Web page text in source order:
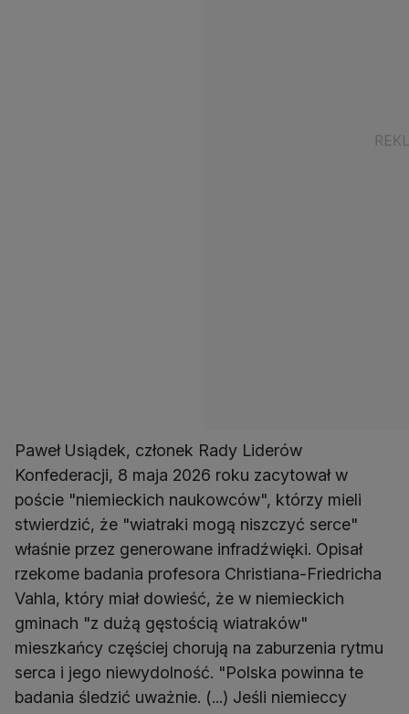
Paweł Usiądek, członek Rady Liderów
Konfederacji, 8 maja 2026 roku zacytował w
poście "niemieckich naukowców", którzy mieli
stwierdzić, że "wiatraki mogą niszczyć serce"
właśnie przez generowane infradźwięki. Opisał
rzekome badania profesora Christiana-Friedricha
Vahla, który miał dowieść, że w niemieckich
gminach "z dużą gęstością wiatraków"
mieszkańcy częściej chorują na zaburzenia rytmu
serca i jego niewydolność. "Polska powinna te
badania śledzić uważnie. (...) Jeśli niemieccy